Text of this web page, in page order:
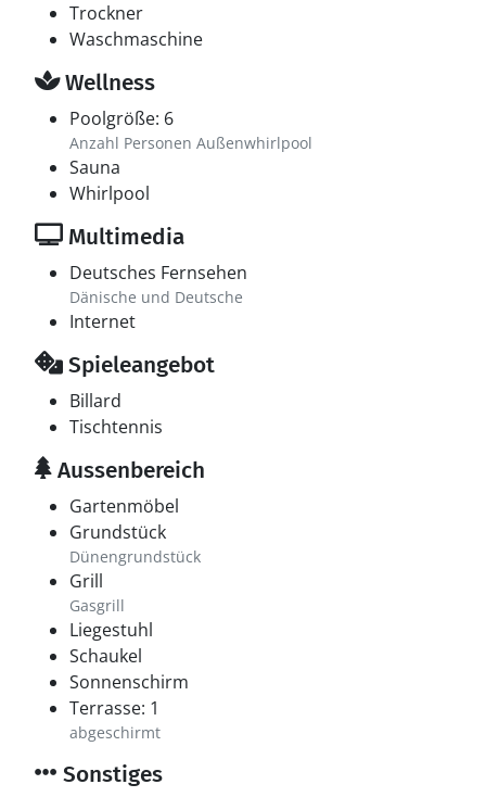
Trockner
Waschmaschine
Wellness
Poolgröße: 6
Anzahl Personen Außenwhirlpool
Sauna
Whirlpool
Multimedia
Deutsches Fernsehen
Dänische und Deutsche
Internet
Spieleangebot
Billard
Tischtennis
Aussenbereich
Gartenmöbel
Grundstück
Dünengrundstück
Grill
Gasgrill
Liegestuhl
Schaukel
Sonnenschirm
Terrasse: 1
abgeschirmt
Sonstiges